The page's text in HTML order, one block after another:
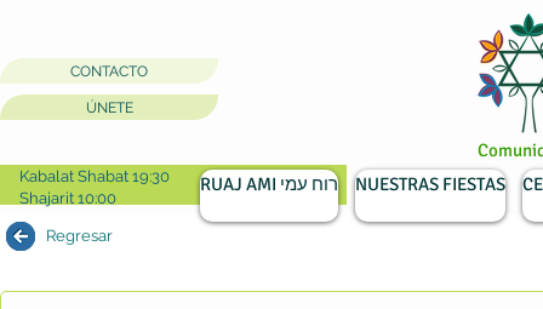
CONTACTO
ÚNETE
Kabalat Shabat 19:30
Shajarit 10:00
Regresar
RUAJ AMI רוח עמי NUESTRAS FIESTAS